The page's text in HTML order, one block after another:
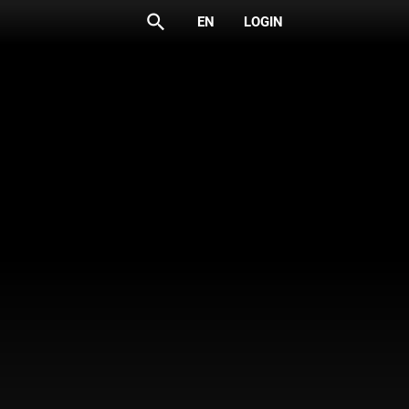
search EN LOGIN